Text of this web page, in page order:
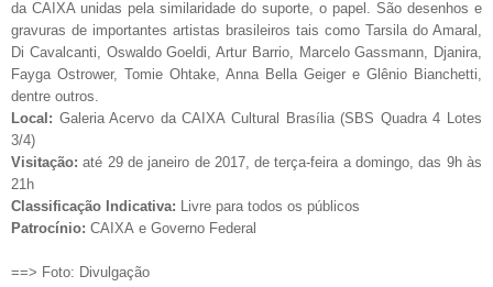
da CAIXA unidas pela similaridade do suporte, o papel. São desenhos e
gravuras de importantes artistas brasileiros tais como Tarsila do Amaral,
Di Cavalcanti, Oswaldo Goeldi, Artur Barrio, Marcelo Gassmann, Djanira,
Fayga Ostrower, Tomie Ohtake, Anna Bella Geiger e Glênio Bianchetti,
dentre outros.
Local: Galeria Acervo da CAIXA Cultural Brasília (SBS Quadra 4 Lotes
3/4)
Visitação: até 29 de janeiro de 2017, de terça-feira a domingo, das 9h às
21h
Classificação Indicativa: Livre para todos os públicos
Patrocínio: CAIXA e Governo Federal
==> Foto: Divulgação